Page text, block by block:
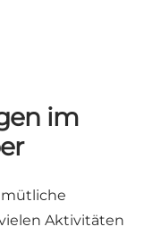
im
Aktivitäten